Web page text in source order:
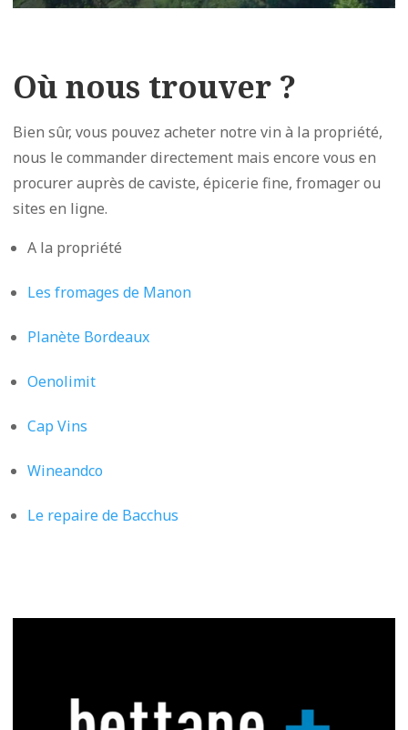
Où nous trouver ?
Bien sûr, vous pouvez acheter notre vin à la propriété,
nous le commander directement mais encore vous en
procurer auprès de caviste, épicerie fine, fromager ou
sites en ligne.
A la propriété
Les fromages de Manon
Planète Bordeaux
Oenolimit
Cap Vins
Wineandco
Le repaire de Bacchus